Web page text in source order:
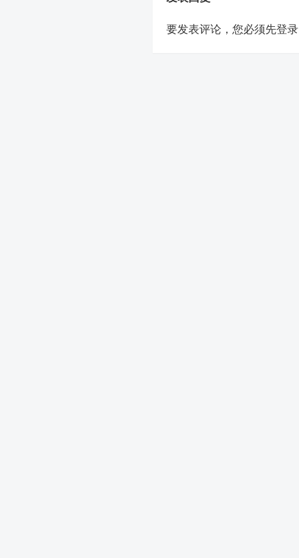
要发表评论，您必须先登录